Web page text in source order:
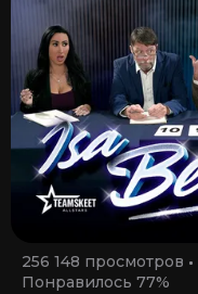
256 148 просмотров
Понравилось 77%